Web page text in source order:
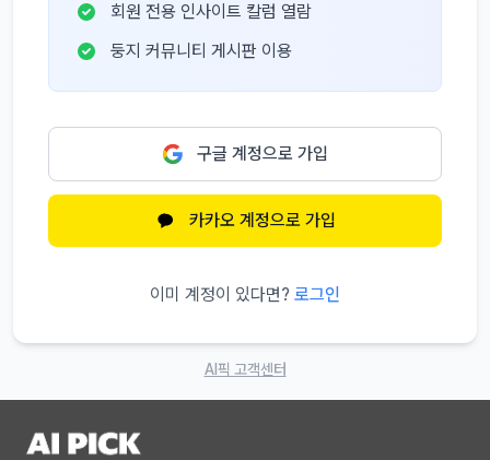
회원 전용 인사이트 칼럼 열람
둥지 커뮤니티 게시판 이용
구글 계정으로 가입
카카오 계정으로 가입
이미 계정이 있다면? 로그인
AI픽 고객센터